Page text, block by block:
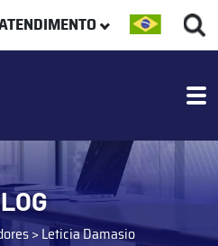
> Leticia Damasio